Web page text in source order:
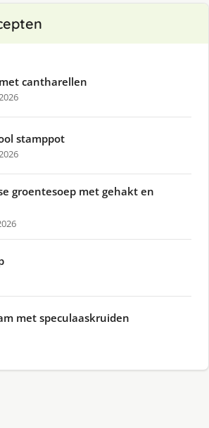
cantharellen
stamppot
groentesoep met gehakt en
met speculaaskruiden